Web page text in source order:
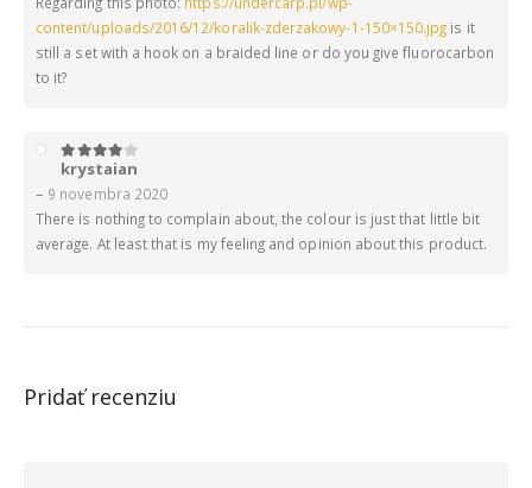
content/uploads/2016/12/koralik-zderzakowy-1-150×150.jpg is it
still a set with a hook on a braided line or do you give fluorocarbon
to it?
4z 5
krystaian
– 9 novembra 2020
There is nothing to complain about, the colour is just that little bit
average. At least that is my feeling and opinion about this product.
Pridať recenziu